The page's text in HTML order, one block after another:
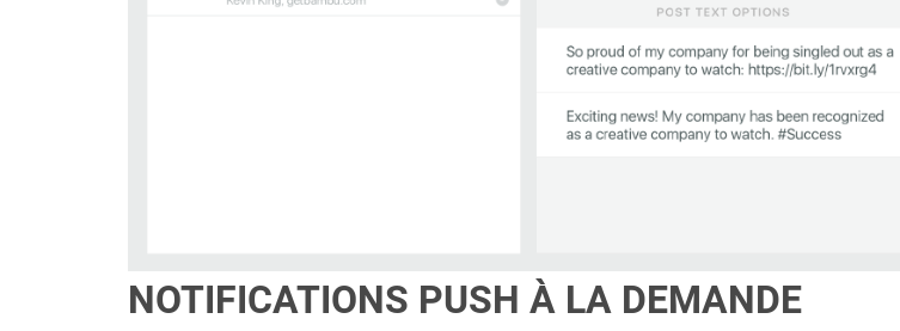
NOTIFICATIONS PUSH À LA DEMANDE